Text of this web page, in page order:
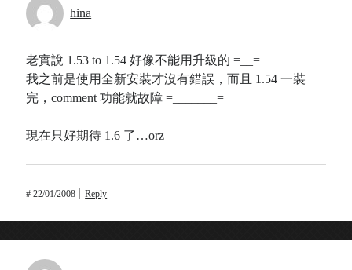
hina
老實說 1.53 to 1.54 好像不能用升級的 =__=
我之前是使用全新安裝才沒有錯誤，而且 1.54 一裝
完，comment 功能就故障 =_______=
現在只好期待 1.6 了…orz
#22/01/2008 Reply